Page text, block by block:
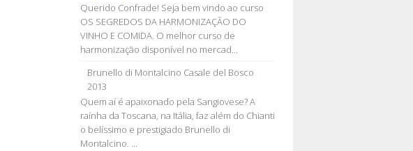
Querido Confrade! Seja bem vindo ao curso
OS SEGREDOS DA HARMONIZAÇÃO DO
VINHO E COMIDA. O melhor curso de
harmonização disponível no mercad...
Brunello di Montalcino Casale del Bosco
2013
Quem aí é apaixonado pela Sangiovese? A
raínha da Toscana, na Itália, faz além do Chianti
o belíssimo e prestigiado Brunello di
Montalcino. ...